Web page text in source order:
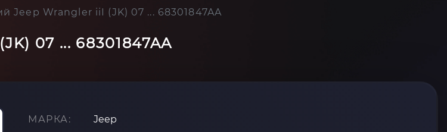
Jeep Wrangler iiI (JK) 07 ... 68301847AA
07 ... 68301847AA
МАРКА: Jeep